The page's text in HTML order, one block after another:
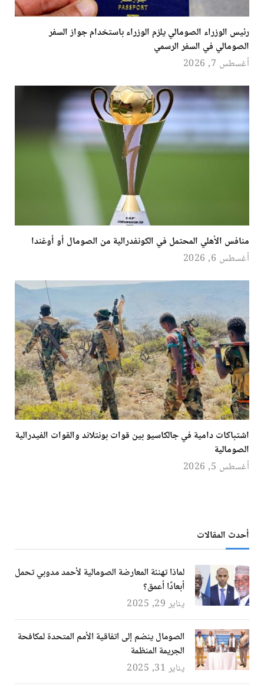
رئيس الوزراء الصومالي يلزم الوزراء باستخدام جواز السفر
الصومالي في السفر الرسمي
أغسطس 7, 2026
منافس الأهلي المحتمل في الكونفدرالية من الصومال أو أوغندا
أغسطس 6, 2026
اشتباكات دامية في جالكاسيو بين قوات بونتلاند والقوات الفيدرالية
الصومالية
أغسطس 5, 2026
أحدث المقالات
لماذا تهنئة المعارضة الصومالية لأحمد مدوبي تحمل
أبعادًا أعمق؟
يناير 29, 2025
الصومال ينضم إلى اتفاقية الأمم المتحدة لمكافحة
الجريمة المنظمة
يناير 31, 2025